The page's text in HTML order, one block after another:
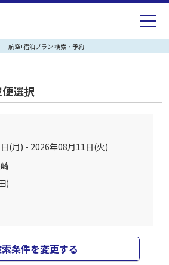
航空+宿泊プラン 検索・予約
選択
(月) - 2026年08月11日(火)
)
条件を変更する